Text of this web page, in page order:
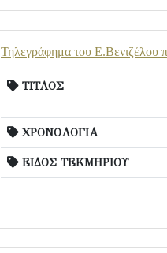
Τηλεγράφημα του Ε.Βενιζέλου
ΤΙΤΛΟΣ
ΧΡΟΝΟΛΟΓΙΑ
ΕΙΔΟΣ ΤΕΚΜΗΡΙΟΥ